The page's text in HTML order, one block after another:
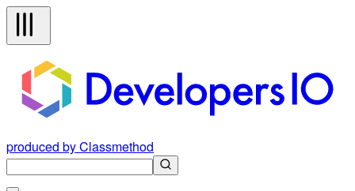
produced by Classmethod